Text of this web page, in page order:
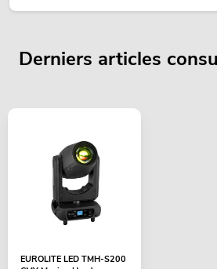
Derniers articles
EUROLITE LED TMH-S200